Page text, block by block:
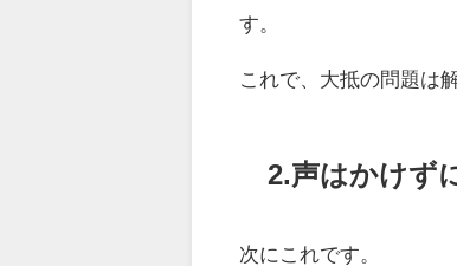
す。
これで、大抵の問題は
2.声はかけず
次にこれです。